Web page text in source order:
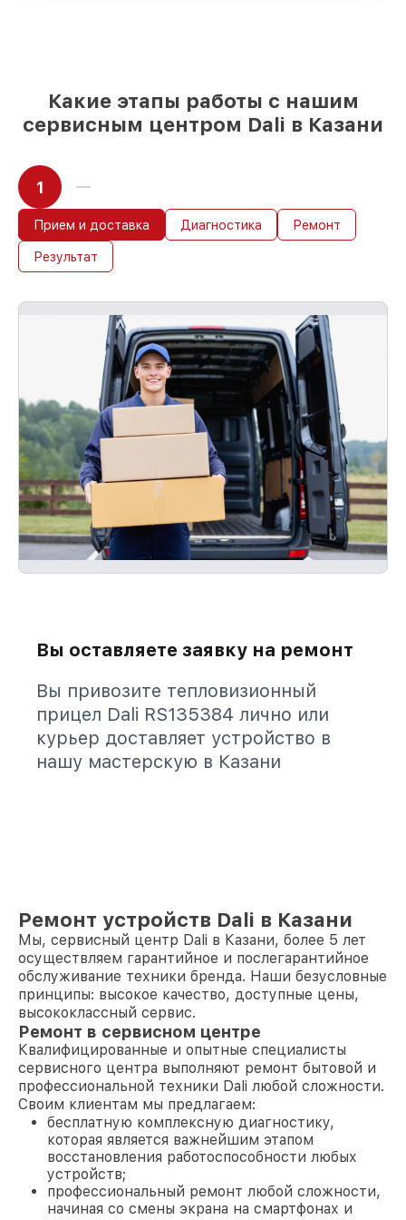
Какие этапы работы с нашим
сервисным центром Dali в Казани
1
Прием и доставка Диагностика Ремонт
Результат
Вы оставляете заявку на ремонт
Вы привозите тепловизионный
прицел Dali RS135384 лично или
курьер доставляет устройство в
нашу мастерскую в Казани
Ремонт устройств Dali в Казани
Мы, сервисный центр Dali в Казани, более 5 лет
осуществляем гарантийное и послегарантийное
обслуживание техники бренда. Наши безусловные
принципы: высокое качество, доступные цены,
высококлассный сервис.
Ремонт в сервисном центре
Квалифицированные и опытные специалисты
сервисного центра выполняют ремонт бытовой и
профессиональной техники Dali любой сложности.
Своим клиентам мы предлагаем:
бесплатную комплексную диагностику,
которая является важнейшим этапом
восстановления работоспособности любых
устройств;
профессиональный ремонт любой сложности,
начиная со смены экрана на смартфонах и